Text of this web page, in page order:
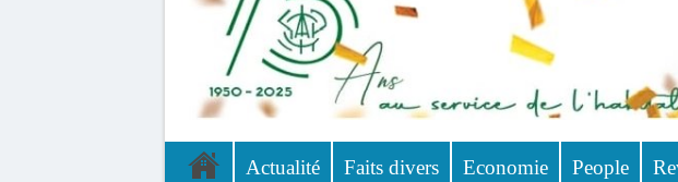
Actualité Faits divers Economie People